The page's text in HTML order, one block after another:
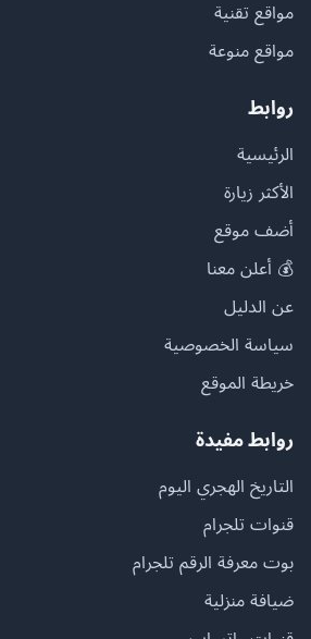
مواقع تقنية
مواقع منوعة
روابط
الرئيسية
الأكثر زيارة
أضف موقع
💰 أعلن معنا
عن الدليل
سياسة الخصوصية
خريطة الموقع
روابط مفيدة
التاريخ الهجري اليوم
قنوات تلجرام
بوت معرفة الرقم تلجرام
ضيافة منزلية